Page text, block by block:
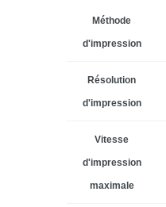
Méthode
d'impression
Résolution
d'impression
Vitesse
d'impression
maximale